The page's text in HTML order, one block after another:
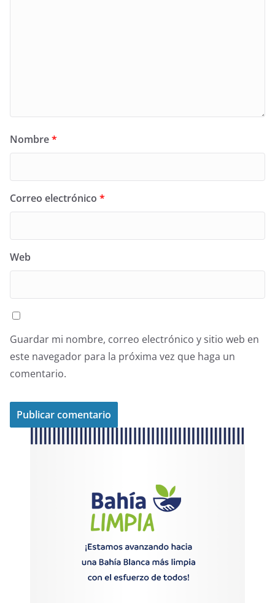
Nombre*
Correo electrónico *
Web
Guardar mi nombre, correo electrónico y sitio web en
este navegador para la próxima vez que haga un
comentario.